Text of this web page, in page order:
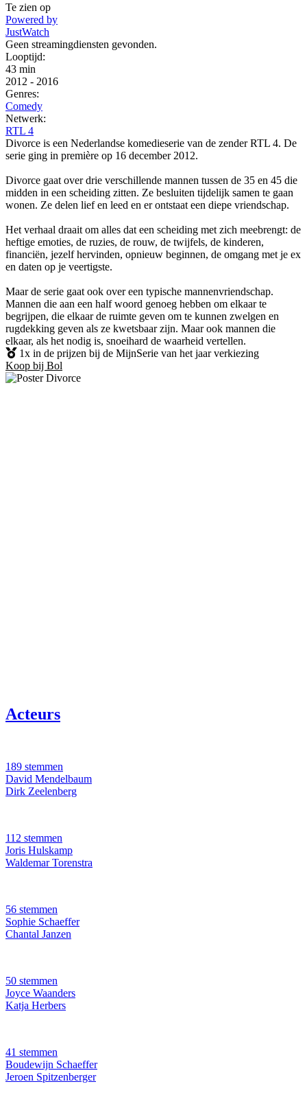
Te zien op
Powered by
JustWatch
Geen streamingdiensten gevonden.
Looptijd:
43 min
2012 - 2016
Genres:
Comedy
Netwerk:
RTL 4
Divorce is een Nederlandse komedieserie van de zender RTL 4. De
serie ging in première op 16 december 2012.
Divorce gaat over drie verschillende mannen tussen de 35 en 45 die
midden in een scheiding zitten. Ze besluiten tijdelijk samen te gaan
wonen. Ze delen lief en leed en er ontstaat een diepe vriendschap.
Het verhaal draait om alles dat een scheiding met zich meebrengt: de
heftige emoties, de ruzies, de rouw, de twijfels, de kinderen,
financiën, jezelf hervinden, opnieuw beginnen, de omgang met je ex
en daten op je veertigste.
Maar de serie gaat ook over een typische mannenvriendschap.
Mannen die aan een half woord genoeg hebben om elkaar te
begrijpen, die elkaar de ruimte geven om te kunnen zwelgen en
rugdekking geven als ze kwetsbaar zijn. Maar ook mannen die
elkaar, als het nodig is, snoeihard de waarheid vertellen.
1x in de prijzen bij de MijnSerie van het jaar verkiezing
Koop bij Bol
Acteurs
189 stemmen
David Mendelbaum
Dirk Zeelenberg
112 stemmen
Joris Hulskamp
Waldemar Torenstra
56 stemmen
Sophie Schaeffer
Chantal Janzen
50 stemmen
Joyce Waanders
Katja Herbers
41 stemmen
Boudewijn Schaeffer
Jeroen Spitzenberger